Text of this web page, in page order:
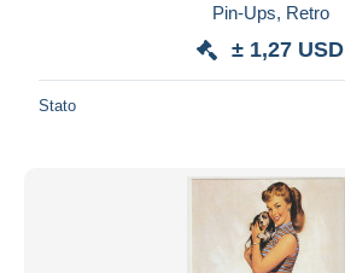
Pin-Ups, Retro
± 1,27 USD
Stato